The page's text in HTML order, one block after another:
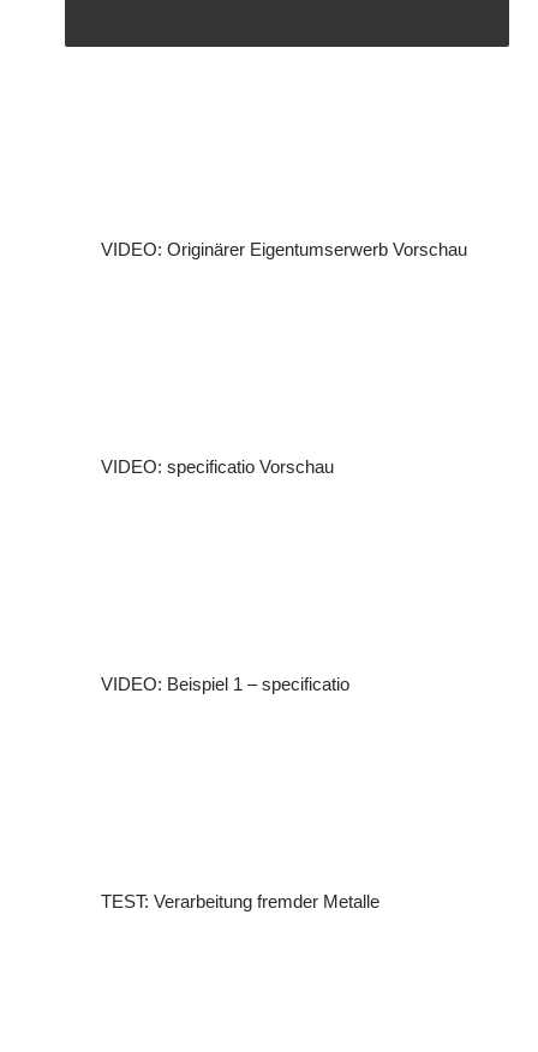
VIDEO: Originärer Eigentumserwerb Vorschau
VIDEO: specificatio Vorschau
VIDEO: Beispiel 1 – specificatio
TEST: Verarbeitung fremder Metalle